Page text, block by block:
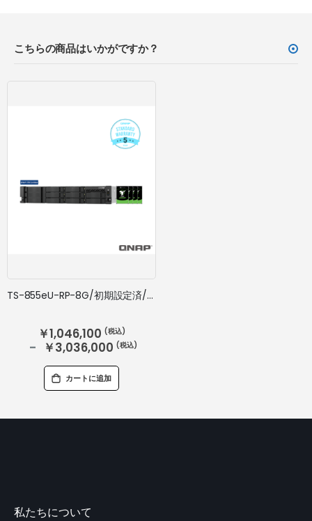
こちらの商品はいかがですか？
TS-855eU-RP-8G/初期設定済/ドライブ搭載/5年標準保証
￥1,046,100
￥3,036,000
カートに追加
私たちについて